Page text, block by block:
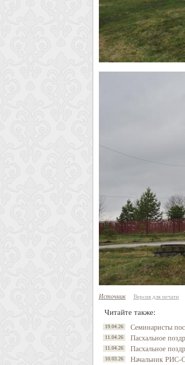
Источник Версия для печати
Читайте также:
19.04.26 Семинаристы
11.04.26 Пасхальное
11.04.26 Пасхальное
10.03.26 Начальник РИС-О